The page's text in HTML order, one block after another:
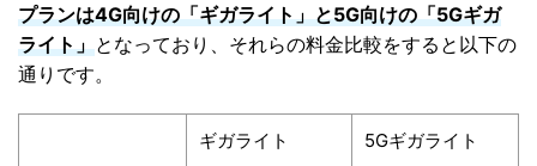
プランは4G向けの「ギガライト」と5G向けの「5Gギガ
ライト」となっており、それらの料金比較をすると以下の
通りです。
ギガライト 5Gギガライト